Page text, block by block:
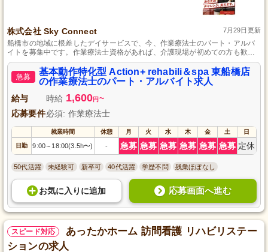
株式会社 Sky Connect 7月29日更新
船橋市の地域に根差したデイサービスで、今、作業療法士のパート・アルバ
イトを募集中です。作業療法士資格があれば、介護現場が初めての方も歓迎
しています。日常生活指導からマシン使用まで、様々なリハビリを手掛ける
ことができます。働きやすさを重視し、勤務日数や曜日は相談に応じますの
で、自分のペースで長く続けられる環境です。
急募
基本動作特化型 Action+ rehabili＆spa 東船橋店
の作業療法士のパート・アルバイト求人
給与 時給 1,600円 ~
応募要件必須: 作業療法士
就業時間 休憩 月 火 水 木 金 土 日
日勤 9:00～ 18:00(3.5h〜) - 急募 急募 急募 急募 急募 急募 定休
50代活躍 未経験可 新卒可 40代活躍 学歴不問 残業ほぼなし
お気に入り に追加 応募画面へ進む
スピード対応
あったかホーム 訪問看護 リハビリステー
ションの求人